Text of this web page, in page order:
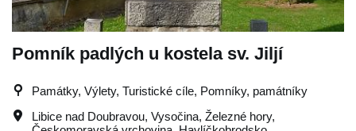
Pomník padlých u kostela sv. Jiljí
Památky, Výlety, Turistické cíle, Pomníky, památníky
Libice nad Doubravou, Vysočina, Železné hory,